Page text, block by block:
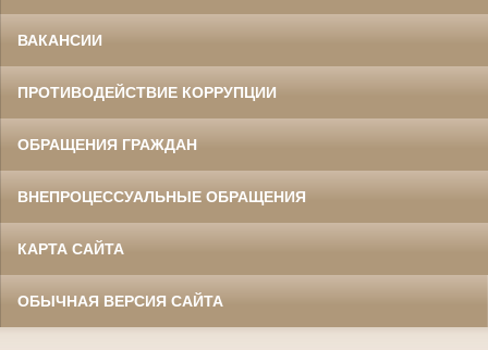
ВАКАНСИИ
ПРОТИВОДЕЙСТВИЕ КОРРУПЦИИ
ОБРАЩЕНИЯ ГРАЖДАН
ВНЕПРОЦЕССУАЛЬНЫЕ ОБРАЩЕНИЯ
КАРТА САЙТА
ОБЫЧНАЯ ВЕРСИЯ САЙТА